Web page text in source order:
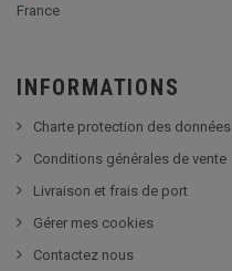
France
INFORMATIONS
Charte protection des données
Conditions générales de vente
Livraison et frais de port
Gérer mes cookies
Contactez nous